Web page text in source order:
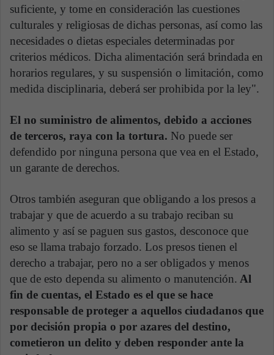
suficiente, y tome en consideración las cuestiones
culturales y religiosas de dichas personas, así como las
necesidades o dietas especiales determinadas por
criterios médicos. Dicha alimentación será brindada en
horarios regulares, y su suspensión o limitación, como
medida disciplinaria, deberá ser prohibida por la ley".
El no suministro de alimentos, debido a acciones
de terceros, raya con la tortura. No puede ser
defendido por ninguna persona que vea en el Estado,
un garante de derechos.
Otros también aseguran que obligando a los presos a
trabajar y que de acuerdo a su trabajo reciban su
alimento y así se paguen sus gastos, desconoce que
eso se llama trabajo forzado. Los presos tienen el
derecho a trabajar, pero no a ser obligados y menos
que de esto dependa su alimento o manutención. Al
fin de cuentas, el Estado es el que se hace
responsable de proteger a aquellos ciudadanos que
por decisión propia o por azares del destino,
cometieron un delito y deben responder ante la